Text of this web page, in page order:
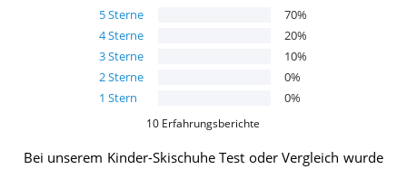
5Sterne 70%
4Sterne 20%
3Sterne 10%
2Sterne 0%
1 Stern 0%
10 Erfahrungsberichte
Bei unserem Kinder-SkischuheTest oder Vergleich wurde